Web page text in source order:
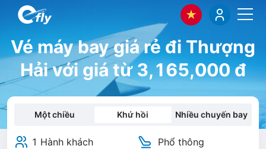
Vé máy bay giá rẻ đi Thượng
Hải với giá từ 3,165,000 đ
Một chiều Khứ hồi Nhiều chuyến bay
1 Hành khách Phổ thông